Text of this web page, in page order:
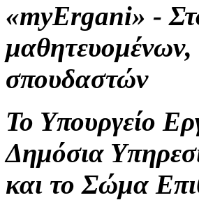
«myErgani» -
σπουδαστών
Το Υπουργείο
Δημόσια
και το Σώμα